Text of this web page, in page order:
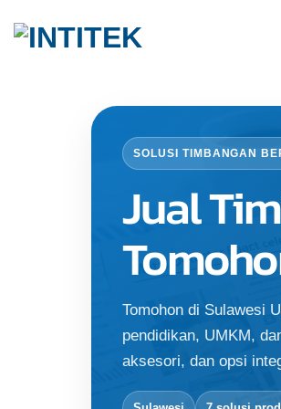
SOLUSI TIMBANGAN
Jual
Tomohon di Sulawesi
pendidikan, UMKM,
aksesori, dan opsi